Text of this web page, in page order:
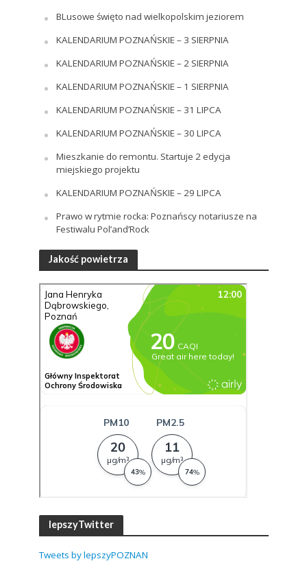
BLusowe święto nad wielkopolskim jeziorem
KALENDARIUM POZNAŃSKIE – 3 SIERPNIA
KALENDARIUM POZNAŃSKIE – 2 SIERPNIA
KALENDARIUM POZNAŃSKIE – 1 SIERPNIA
KALENDARIUM POZNAŃSKIE – 31 LIPCA
KALENDARIUM POZNAŃSKIE – 30 LIPCA
Mieszkanie do remontu. Startuje 2 edycja
miejskiego projektu
KALENDARIUM POZNAŃSKIE – 29 LIPCA
Prawo w rytmie rocka: Poznańscy notariusze na
Festiwalu Pol’and’Rock
Jakość powietrza
lepszyTwitter
Tweets by lepszyPOZNAN